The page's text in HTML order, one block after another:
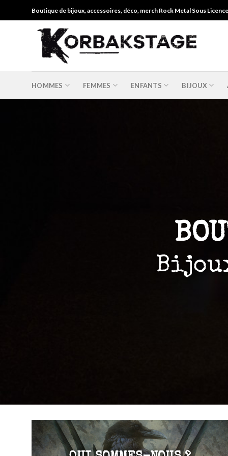
to
Boutique de bijoux, accessoires, déco, merch Rock Metal Sous
HOMMES FEMMES ENFANTS BIJOUX